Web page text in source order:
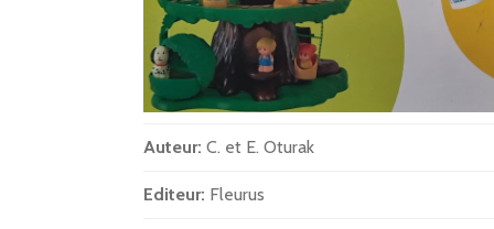
Auteur: C. et E. Oturak
Editeur: Fleurus